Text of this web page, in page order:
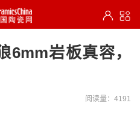
6mm岩板真容，
阅读量：4191